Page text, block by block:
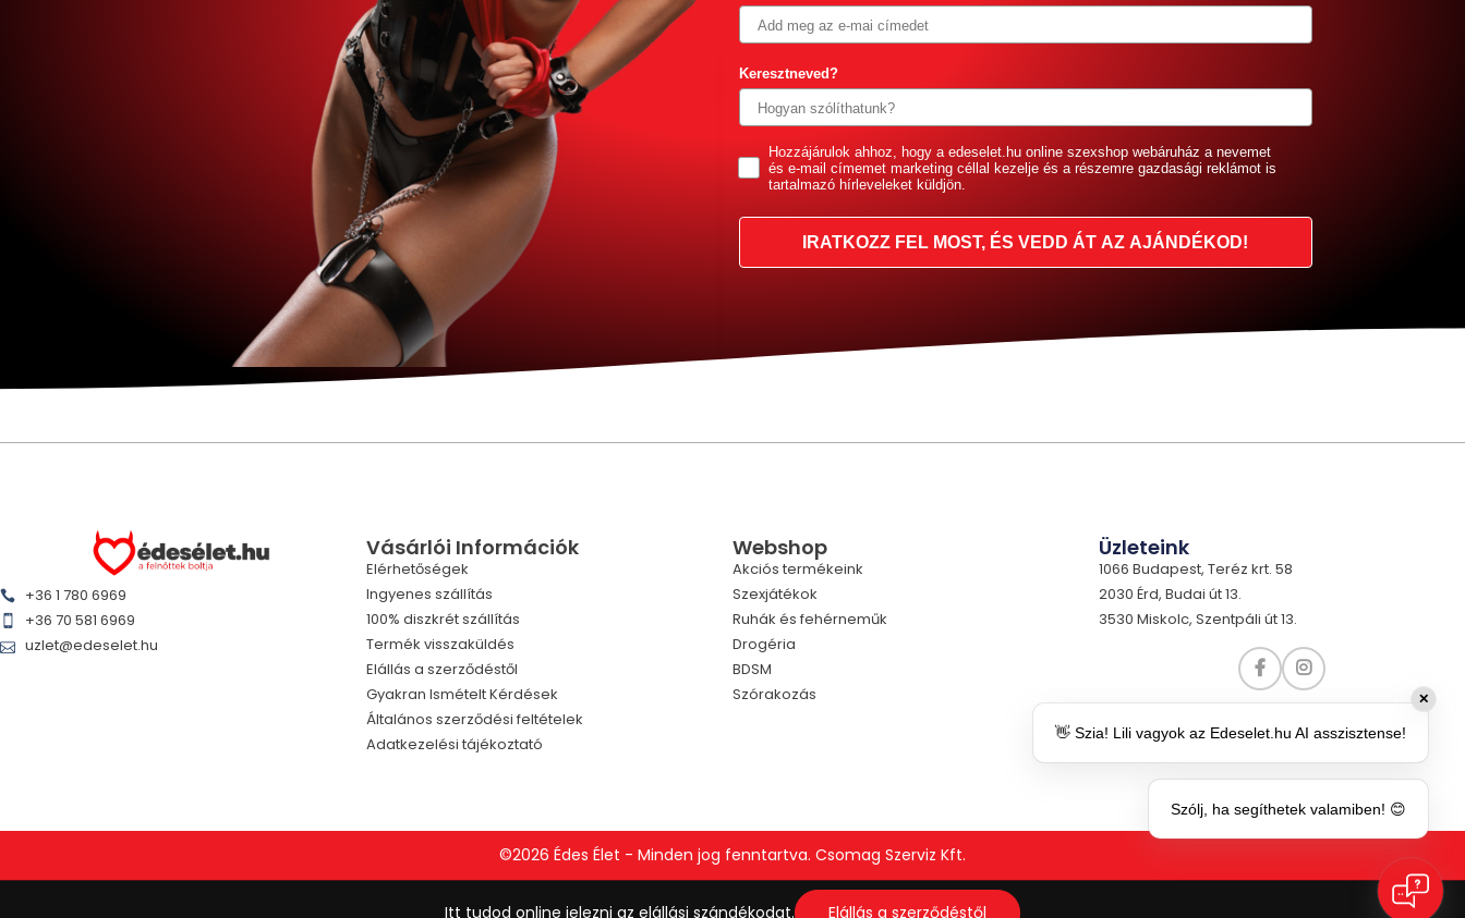
Keresztneved?
GDPRHozzájárulok ahhoz, hogy a edeselet.hu online szexshop webáruház a nevemet
és e-mail címemet marketing céllal kezelje és a részemre gazdasági reklámot is
tartalmazó hírleveleket küldjön.
IRATKOZZ FEL MOST, ÉS VEDD ÁT AZ AJÁNDÉKOD!
+36 1 780 6969
+36 70 581 6969
uzlet@edeselet.hu
Vásárlói Információk
Elérhetőségek
Ingyenes szállítás
100% diszkrét szállítás
Termék visszaküldés
Elállás a szerződéstől
Gyakran Ismételt Kérdések
Általános szerződési feltételek
Adatkezelési tájékoztató
Webshop
Akciós termékeink
Szexjátékok
Ruhák és fehérneműk
Drogéria
BDSM
Szórakozás
Üzleteink
1066 Budapest, Teréz krt. 58
2030 Érd, Budai út 13.
3530 Miskolc, Szentpáli út 13.
©2026 Édes Élet - Minden jog fenntartva. Csomag Szerviz Kft.
Elállás a szerződéstől
✕
👋 Szia! Lili vagyok az Edeselet.hu AI asszisztense!
Szólj, ha segíthetek valamiben! 😊